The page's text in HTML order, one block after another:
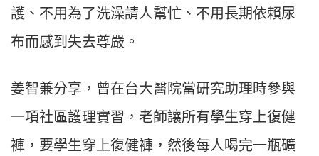
護、不用為了洗澡請人幫忙、不用長期依賴尿
布而感到失去尊嚴。
姜智兼分享，曾在台大醫院當研究助理時參與
一項社區護理實習，老師讓所有學生穿上復健
褲，要學生穿上復健褲，然後每人喝完一瓶礦